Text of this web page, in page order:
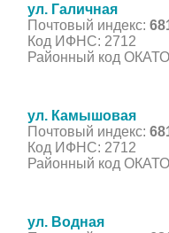
ул. Галичная
Почтовый индекс:
Код ИФНС: 2712
Районный код
ул. Камышовая
Почтовый индекс:
Код ИФНС: 2712
Районный код
ул. Водная